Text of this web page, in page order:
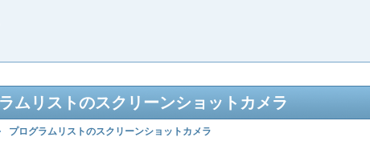
ムリストのスクリーンショットカメラ
プログラムリストのスクリーンショットカメラ